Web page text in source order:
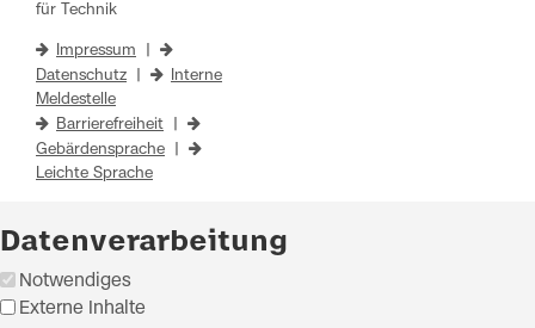
für Technik
Impressum
Datenschutz
Interne
Meldestelle
Barrierefreiheit
Gebärdensprache
Leichte Sprache
Datenverarbeitung
Notwendiges
Externe Inhalte